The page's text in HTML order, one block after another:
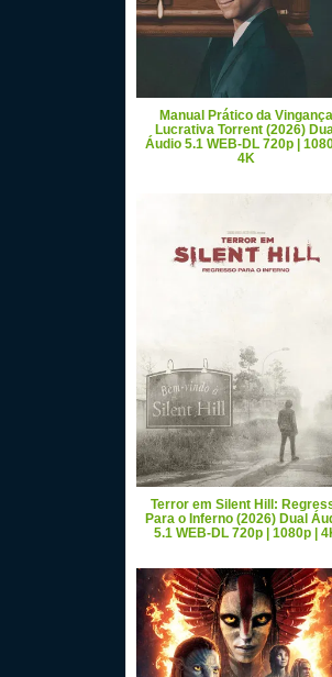
Manual Prático da Vingança
Lucrativa Torrent (2026)
Áudio 5.1 WEB-DL 720p |
4K
Terror em Silent Hill:
Para o Inferno (2026) Dual
5.1 WEB-DL 720p | 1080p |